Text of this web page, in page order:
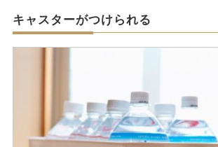
キャスターがつけられる